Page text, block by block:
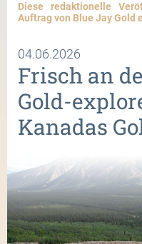
Diese redaktionelle
Auftrag von Blue Jay Gold
04.06.2026
Frisch an
Gold-
Kanadas